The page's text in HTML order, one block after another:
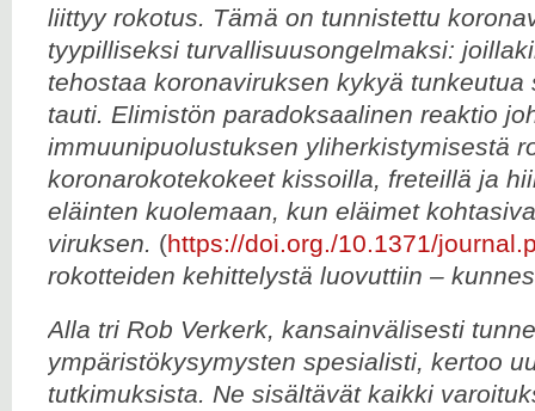
liittyy rokotus. Tämä on tunnistettu
tyypilliseksi turvallisuusongelmaksi:
tehostaa koronaviruksen kykyä
tauti. Elimistön paradoksaalinen reaktio
immuunipuolustuksen yliherkistymisestä
koronarokotekokeet kissoilla, freteillä ja
eläinten kuolemaan, kun eläimet
viruksen. (https://doi.org./10.1371/
rokotteiden kehittelystä luovuttiin –
Alla tri Rob Verkerk, kansainvälisesti
ympäristökysymysten spesialisti, kertoo
tutkimuksista. Ne sisältävät kaikki